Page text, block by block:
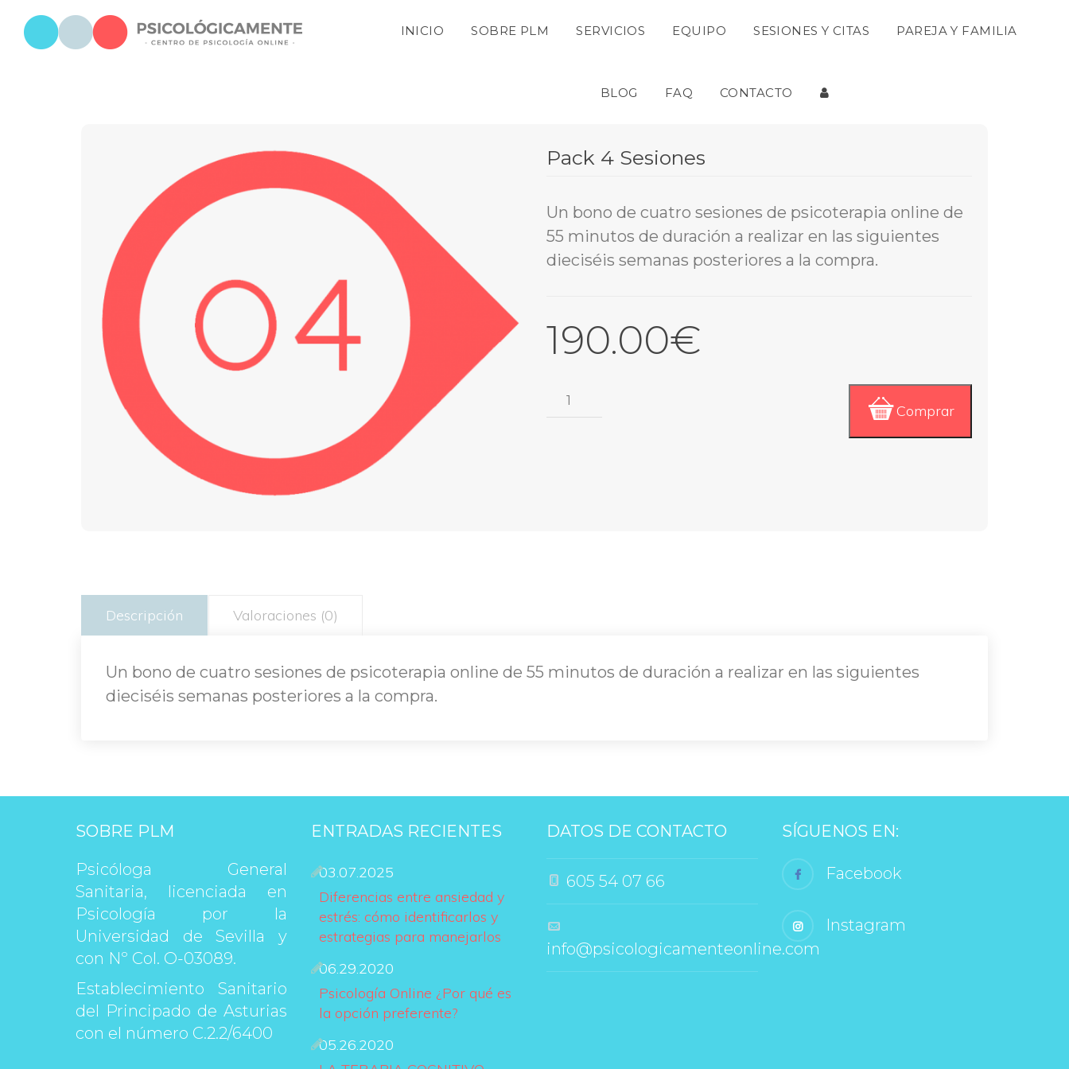
INICIO
SOBRE PLM
SERVICIOS
EQUIPO
SESIONES Y CITAS
PAREJA Y FAMILIA
BLOG
FAQ
CONTACTO
Pack 4 Sesione
Un bono de cuatro sesiones de psicoterapia online de
55 minutos de duración a realizar en las siguientes
dieciséis semanas posteriores a la compra.
190.00€
Pack
4
Comprar
Descripción Valoraciones (0)
Un bono de cuatro sesiones de psicoterapia online de 55 minutos de duración a realizar en las siguientes
dieciséis semanas posteriores a la compra.
SOBRE PLM
Psicóloga General
Sanitaria, licenciada en
Psicología por la
Universidad de Sevilla y
con Nº Col. O-03089.
Establecimiento Sanitario
del Principado de Asturias
con el número C.2.2/6400
ENTRADAS RECIENTES
03.07.2025
Diferencias entre ansiedad y
estrés: cómo identificarlos y
estrategias para manejarlo
06.29.2020
Psicología Online ¿Por qué es
la opción preferente?
05.26.2020
DATOS DE CONTACTO
605 54 07 66
info@psicologicamenteonline.com
SÍGUENOS EN:
Facebook
Instagram